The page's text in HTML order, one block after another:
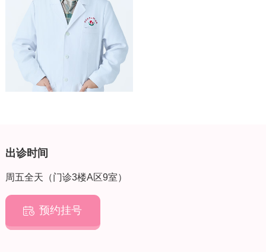
出诊时间
周五全天（门诊3楼A区9室）
 预约挂号